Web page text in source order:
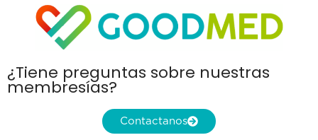
¿Tiene preguntas sobre nuestras
membresías?
Contactanos